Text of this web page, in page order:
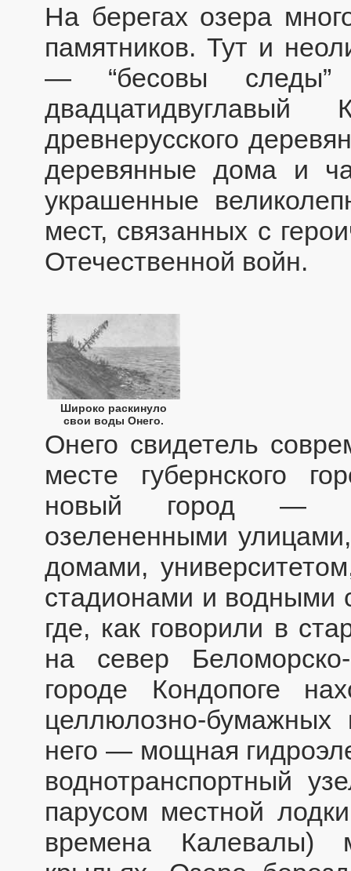
На берегах озера
памятников. Тут и
— “бесовы
древнерусского
деревянные дома и
украшенные
мест, связанных с
Отечественной войн.
Широко раскинуло
свои воды Онего.
Онего свидетель
месте губернского
новый город —
озелененными
домами,
стадионами и водными
где, как говорили в
на север
городе Кондопоге
целлюлозно-бумажных
него — мощная
воднотранспортный
парусом местной
времена Калевалы)